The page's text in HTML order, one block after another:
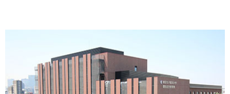
大阪医療センター
Bi-AMPSレクチャー（全10回シリーズ）開催のお知らせ